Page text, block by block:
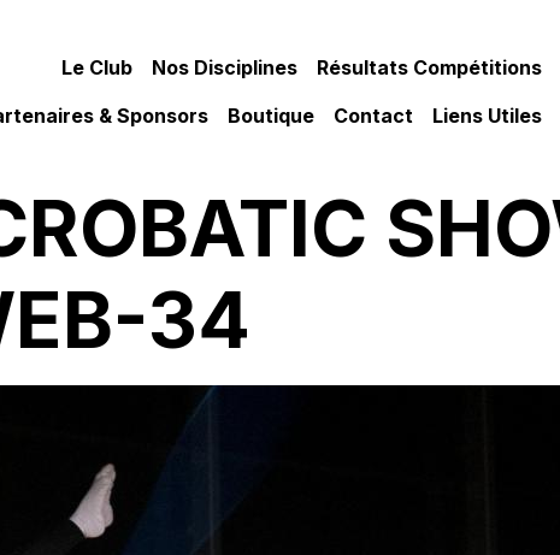
Le Club Nos Disciplines
Résultats Compétitions
& Sponsors
Boutique Contact Liens Utiles
34